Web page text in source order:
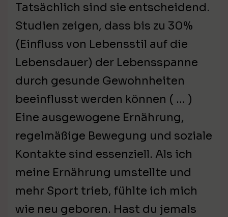
Tatsächlich sind sie entscheidend.
Studien zeigen, dass bis zu 30%
(Einfluss von Lebensstil auf die
Lebensdauer) der Lebensspanne
durch gesunde Gewohnheiten
beeinflusst werden können ( … )
Eine ausgewogene Ernährung,
regelmäßige Bewegung und soziale
Kontakte sind essenziell. Als ich
meine Ernährung umstellte und
mehr Sport trieb, fühlte ich mich
wie neu geboren. Hast du jemals